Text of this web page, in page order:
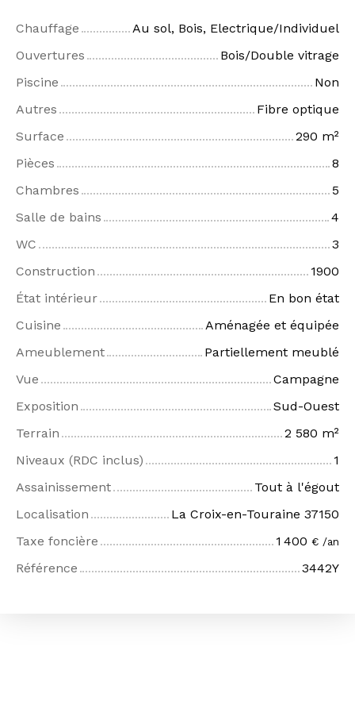
Chauffage
Au sol, Bois, Electrique/Individuel
Ouvertures
Bois/Double vitrage
Piscine
Non
Autres
Fibre optique
Surface
290 m²
Pièces
8
Chambres
5
Salle de bains
4
WC
3
Construction
1900
État intérieur
En bon état
Cuisine
Aménagée et équipée
Ameublement
Partiellement meublé
Vue
Campagne
Exposition
Sud-Ouest
Terrain
2 580 m²
Niveaux (RDC inclus)
1
Assainissement
Tout à l'égout
Localisation
La Croix-en-Touraine 37150
Taxe foncière
1 400 € /an
Référence 3442Y